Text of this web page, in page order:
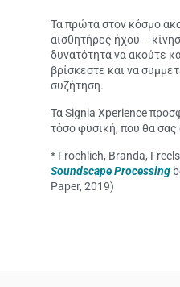
Τα πρώτα στον κόσμο
αισθητήρες ήχου –
δυνατότητα να ακούτε
βρίσκεστε και να
συζήτηση.
Τα Signia Xperience
τόσο φυσική, που θα σας
* Froehlich, Branda,
Soundscape Processing
Paper, 2019)